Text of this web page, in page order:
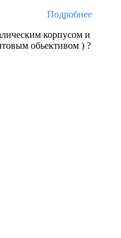
Подробнее
корпусом и
обьективом ) ?